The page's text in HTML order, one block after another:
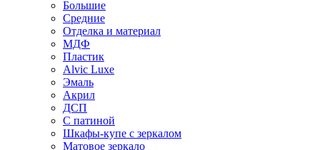
Большие
Средние
Отделка и материал
МДФ
Пластик
Alvic Luxe
Эмаль
Акрил
ДСП
С патиной
Шкафы-купе с зеркалом
Матовое зеркало